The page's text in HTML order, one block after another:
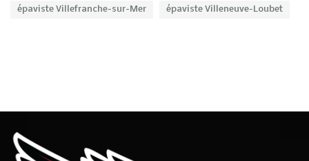
épaviste Villefranche-sur-Mer épaviste Villeneuve-Loubet